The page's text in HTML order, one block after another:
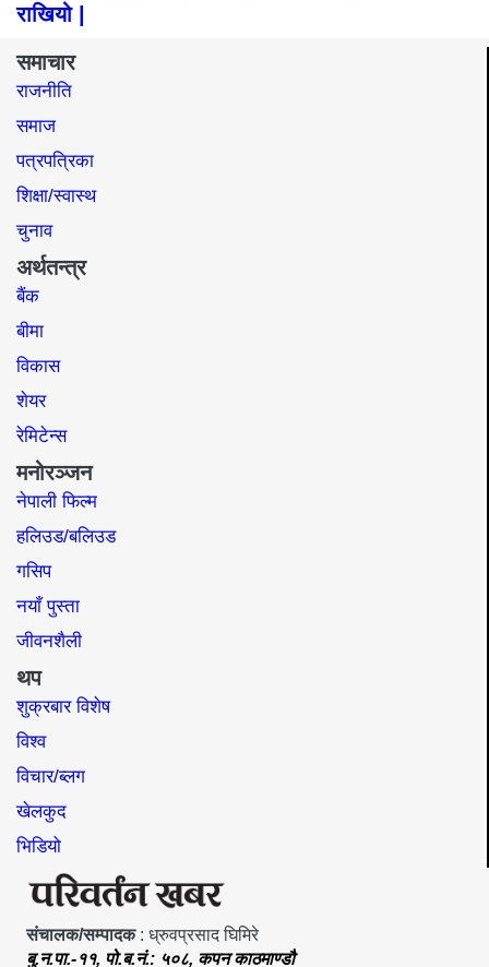
राखियो |
समाचार
राजनीति
समाज​
पत्रपत्रिका
शिक्षा/स्वास्थ
चुनाव
अर्थतन्त्र
बैंक
बीमा
विकास
शेयर
रेमिटेन्स
मनोरञ्जन
नेपाली फिल्म
हलिउड/बलिउड
गसिप
नयाँ पुस्ता
जीवनशैली
थप
शुक्रबार विशेष
विश्व
विचार/ब्लग
खेलकुद
भिडियो
संचालक/सम्पादक: ध्रुवप्रसाद घिमिरे
बु.न.पा.-११, पो.ब.नं.: ५०८, कपन काठमाण्डौ